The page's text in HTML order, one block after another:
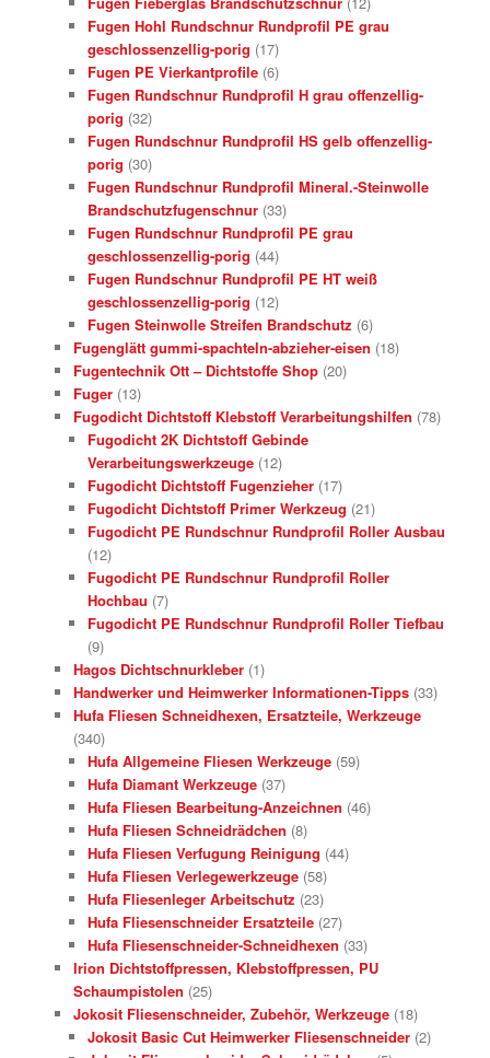
Fugen Hohl Rundschnur Rundprofil PE grau
geschlossenzellig-porig (17)
Fugen PE Vierkantprofile (6)
Fugen Rundschnur Rundprofil H grau offenzellig-
porig (32)
Fugen Rundschnur Rundprofil HS gelb offenzellig-
porig (30)
Fugen Rundschnur Rundprofil Mineral.-Steinwolle
Brandschutzfugenschnur (33)
Fugen Rundschnur Rundprofil PE grau
geschlossenzellig-porig (44)
Fugen Rundschnur Rundprofil PE HT weiß
geschlossenzellig-porig (12)
Fugen Steinwolle Streifen Brandschutz (6)
Fugenglätt gummi-spachteln-abzieher-eisen (18)
Fugentechnik Ott – Dichtstoffe Shop (20)
Fuger (13)
Fugodicht Dichtstoff Klebstoff Verarbeitungshilfen (78)
Fugodicht 2K Dichtstoff Gebinde
Verarbeitungswerkzeuge (12)
Fugodicht Dichtstoff Fugenzieher (17)
Fugodicht Dichtstoff Primer Werkzeug (21)
Fugodicht PE Rundschnur Rundprofil Roller Ausbau
(12)
Fugodicht PE Rundschnur Rundprofil Roller
Hochbau (7)
Fugodicht PE Rundschnur Rundprofil Roller Tiefbau
(9)
Hagos Dichtschnurkleber (1)
Handwerker und Heimwerker Informationen-Tipps (33)
Hufa Fliesen Schneidhexen, Ersatzteile, Werkzeuge
(340)
Hufa Allgemeine Fliesen Werkzeuge (59)
Hufa Diamant Werkzeuge (37)
Hufa Fliesen Bearbeitung-Anzeichnen (46)
Hufa Fliesen Schneidrädchen (8)
Hufa Fliesen Verfugung Reinigung (44)
Hufa Fliesen Verlegewerkzeuge (58)
Hufa Fliesenleger Arbeitschutz (23)
Hufa Fliesenschneider Ersatzteile (27)
Hufa Fliesenschneider-Schneidhexen (33)
Irion Dichtstoffpressen, Klebstoffpressen, PU
Schaumpistolen (25)
Jokosit Fliesenschneider, Zubehör, Werkzeuge (18)
Jokosit Basic Cut Heimwerker Fliesenschneider (2)